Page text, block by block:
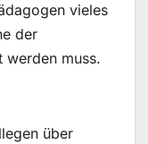
vieles
der
werden muss.
über